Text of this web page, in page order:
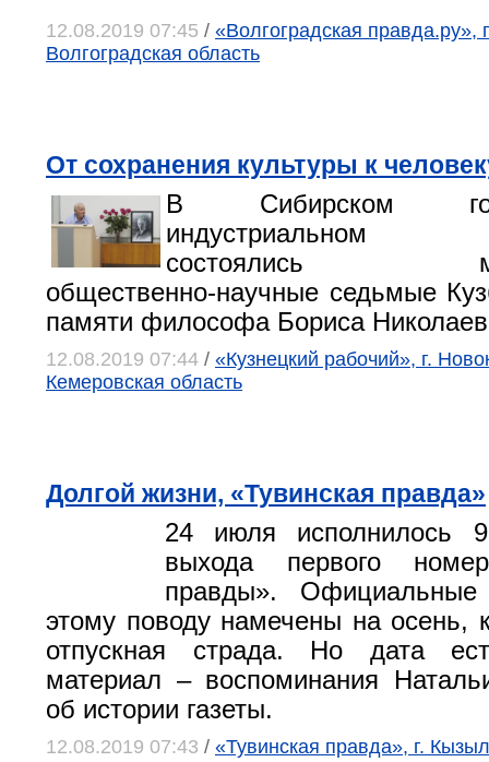
12.08.2019 07:45 / «Волгоградская правда.ру»,
Волгоградская область
От сохранения культуры к
В Сибирском
индустриальном
состоялись
общественно-научные седьмые
памяти философа Бориса
12.08.2019 07:44 / «Кузнецкий рабочий», г.
Кемеровская область
Долгой жизни, «Тувинская правда»
24 июля исполнилось
выхода первого
правды». Официальные
этому поводу намечены на осень,
отпускная страда. Но дата
материал – воспоминания
об истории газеты.
12.08.2019 07:43 / «Тувинская правда», г.